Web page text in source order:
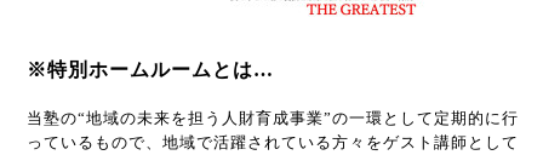
※特別ホームルームとは…
当塾の“地域の未来を担う人財育成事業”の一環として定期的に行
っているもので、地域で活躍されている方々をゲスト講師として